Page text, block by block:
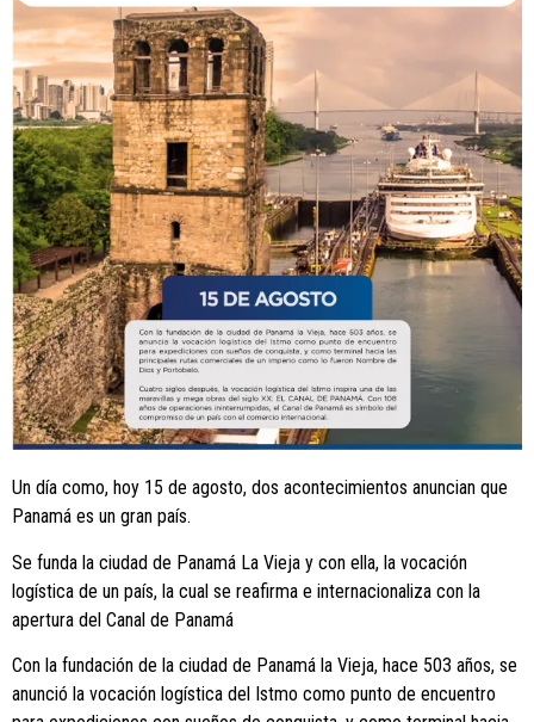
Un día como, hoy 15 de agosto, dos acontecimientos anuncian que
Panamá es un gran país.
Se funda la ciudad de Panamá La Vieja y con ella, la vocación
logística de un país, la cual se reafirma e internacionaliza con la
apertura del Canal de Panamá
Con la fundación de la ciudad de Panamá la Vieja, hace 503 años, se
anunció la vocación logística del Istmo como punto de encuentro